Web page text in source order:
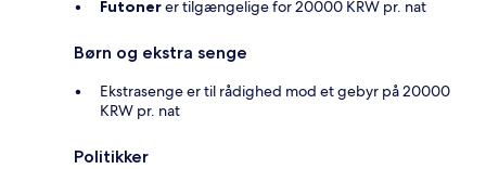
Futonerer tilgængelige for 20000 KRW pr. nat
Børn og ekstra senge
Ekstrasenge er til rådighed mod et gebyr på 20000
KRW pr. nat
Politikker